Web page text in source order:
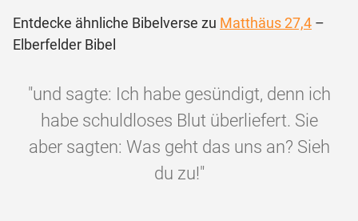
Entdecke ähnliche Bibelverse zu Matthäus 27,4 –
Elberfelder Bibel
"und sagte: Ich habe gesündigt, denn ich
habe schuldloses Blut überliefert. Sie
aber sagten: Was geht das uns an? Sieh
du zu!"